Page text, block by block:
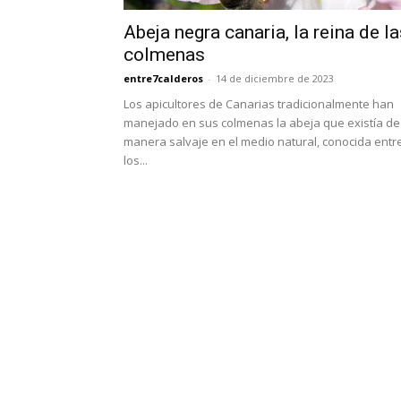
Abeja negra canaria, la reina de
colmenas
entre7calderos - 14 de diciembre de 2023
Los apicultores de Canarias tradicionalmente han
manejado en sus colmenas la abeja que existía de
manera salvaje en el medio natural, conocida
los...